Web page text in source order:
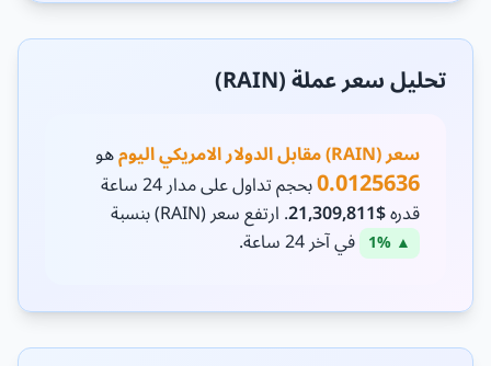
تحليل سعر عملة (RAIN)
سعر (RAIN) مقابل الدولار الامريكي اليوم هو
0.0125636 بحجم تداول على مدار 24 ساعة
قدره$21,309,811 . ارتفع سعر (RAIN) بنسبة
▲ 1% في آخر 24 ساعة.